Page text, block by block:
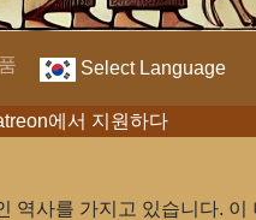
Select Language
에서 지원하다
사를 가지고 있습니다.